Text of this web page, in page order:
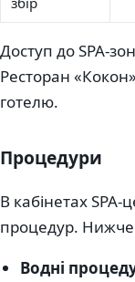
Доступ до SPA-
Ресторан
готелю.
Процедури
В кабінетах
процедур.
Водні